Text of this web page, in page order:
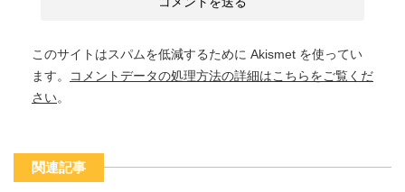
このサイトはスパムを低減するために Akismet を使ってい
ます。
コメントデータの処理方法の詳細はこちらをご覧くだ
さい。
関連記事